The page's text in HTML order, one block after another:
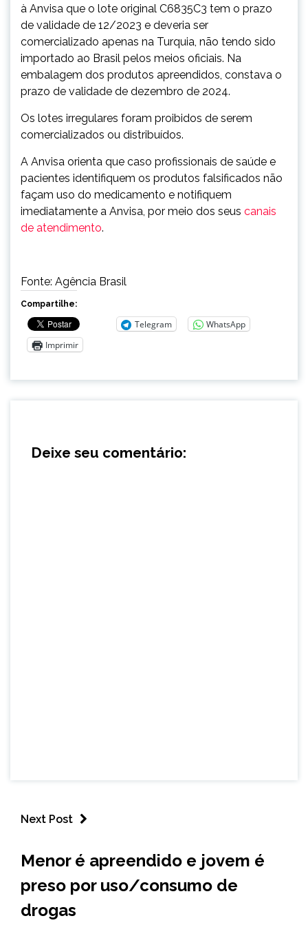
à Anvisa que o lote original C6835C3 tem o prazo
de validade de 12/2023 e deveria ser
comercializado apenas na Turquia, não tendo sido
importado ao Brasil pelos meios oficiais. Na
embalagem dos produtos apreendidos, constava o
prazo de validade de dezembro de 2024.
Os lotes irregulares foram proibidos de serem
comercializados ou distribuídos.
A Anvisa orienta que caso profissionais de saúde e
pacientes identifiquem os produtos falsificados não
façam uso do medicamento e notifiquem
imediatamente a Anvisa, por meio dos seus canais
de atendimento.
Fonte: Agência Brasil
Compartilhe:
Telegram
WhatsApp
Imprimir
Deixe seu comentário:
Next Post
MINAS
GERAIS
NOTÍCIAS
Menor é apreendido e jovem é
preso por uso/consumo de
drogas